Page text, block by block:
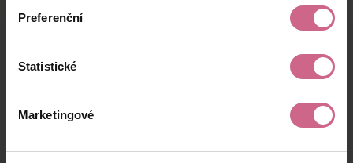
Preferenční
Statistické
Marketingové